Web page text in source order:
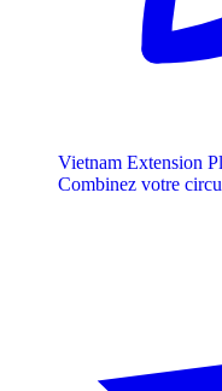
Vietnam Extension
Combinez votre